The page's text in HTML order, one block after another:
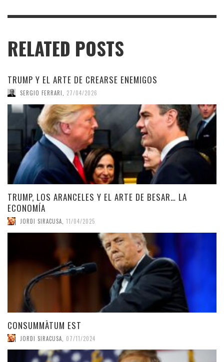
RELATED POSTS
TRUMP Y EL ARTE DE CREARSE ENEMIGOS
SERGIO FERRARI 27/04/2026
TRUMP, LOS ARANCELES Y EL ARTE DE BESAR… LA
ECONOMÍA
JORDI SIRACUSA 11/04/2025
CONSUMMĀTUM EST
JORDI SIRACUSA 07/11/2024